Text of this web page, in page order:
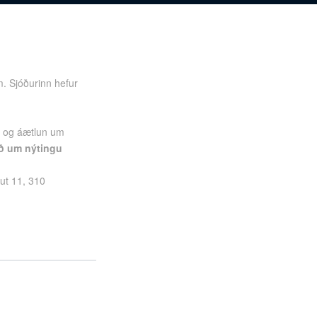
Sjóðurinn hefur
og áætlun um
um nýtingu
11, 310